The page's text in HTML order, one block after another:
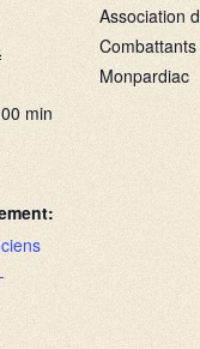
min
Association
Monpardiac